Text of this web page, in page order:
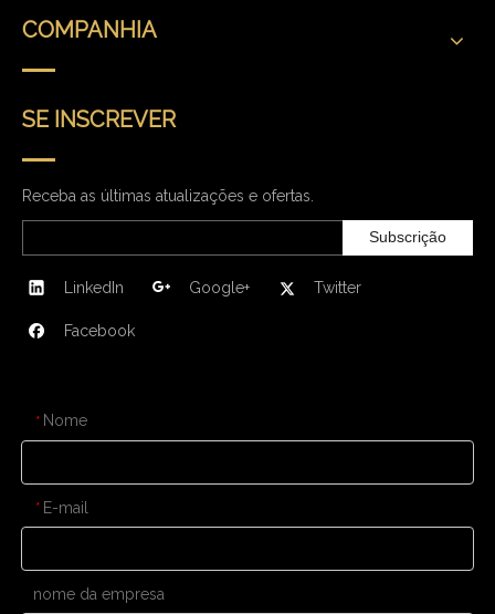
COMPANHIA
SE INSCREVER
Receba as últimas atualizações e ofertas.
Subscrição
LinkedIn Google+ Twitter
Facebook
* Nome
* E-mail
nome da empresa